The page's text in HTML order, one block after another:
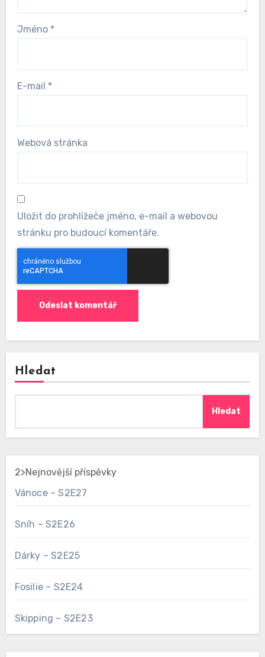
Jméno *
E-mail *
Webová stránka
Uložit do prohlížeče jméno, e-mail a webovou
stránku pro budoucí komentáře.
Hledat
Hledat
2>Nejnovější příspěvky
Vánoce – S2E27
Sníh – S2E26
Dárky – S2E25
Fosilie – S2E24
Skipping – S2E23